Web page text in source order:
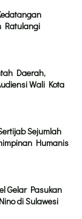
Ratulangi
Daerah,
Wali Kota
Sejumlah
Humanis
Gelar Pasukan
di Sulawesi